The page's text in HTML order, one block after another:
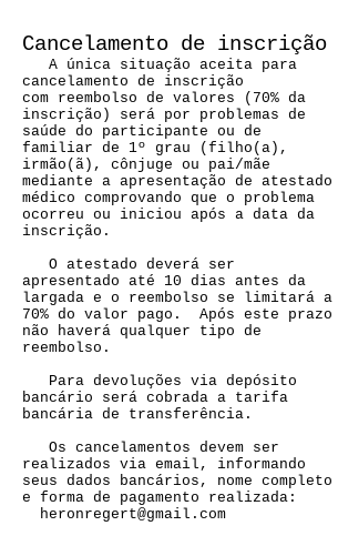
Cancelamento de inscrição
A única situação aceita para
cancelamento de inscrição
com reembolso de valores (70% da
inscrição) será por problemas de
saúde do participante ou de
familiar de 1º grau (filho(a),
irmão(ã), cônjuge ou pai/mãe
mediante a apresentação de atestado
médico comprovando que o problema
ocorreu ou iniciou após a data da
inscrição.
O atestado deverá ser
apresentado até 10 dias antes da
largada e o reembolso se limitará a
70% do valor pago. Após este prazo
não haverá qualquer tipo de
reembolso.
Para devoluções via depósito
bancário será cobrada a tarifa
bancária de transferência.
Os cancelamentos devem ser
realizados via email, informando
seus dados bancários, nome completo
e forma de pagamento realizada:
heronregert@gmail.com